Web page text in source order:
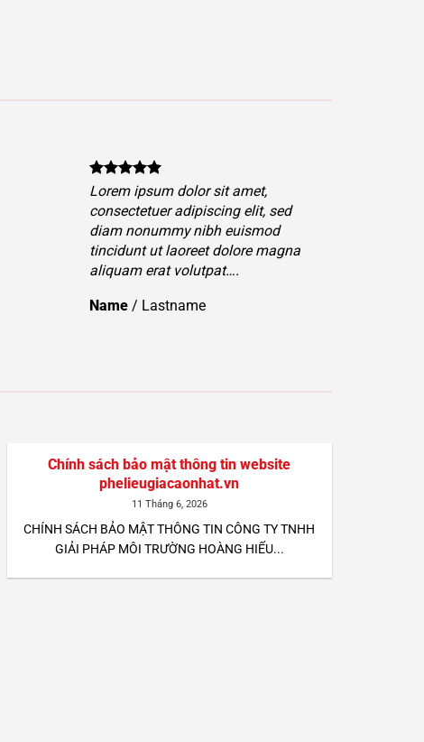
Lorem ipsum dolor sit amet,
consectetuer adipiscing elit, sed
diam nonummy nibh euismod
tincidunt ut laoreet dolore magna
aliquam erat volutpat….
Name /Lastname
Chính sách bảo mật thông tin website
phelieugiacaonhat.vn
11 Tháng 6, 2026
CHÍNH SÁCH BẢO MẬT THÔNG TIN CÔNG TY TNHH
GIẢI PHÁP MÔI TRƯỜNG HOÀNG HIẾU...